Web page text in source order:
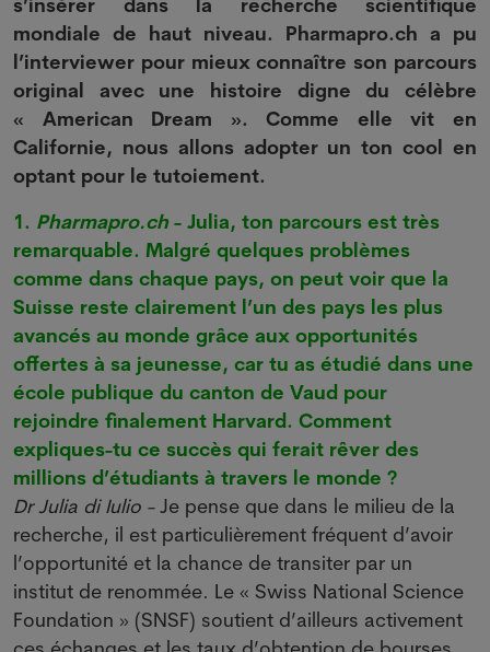
mondiale de haut niveau. Pharmapro.ch a pu
l’interviewer pour mieux connaître son parcours
original avec une histoire digne du célèbre
« American Dream ». Comme elle vit en
Californie, nous allons adopter un toncoolen
optant pour le tutoiement.
1. Pharmapro.ch- Julia, ton parcours est très
remarquable. Malgré quelques problèmes
comme dans chaque pays, on peut voir que la
Suisse reste clairement l’un des pays les plus
avancés au monde grâce aux opportunités
offertes à sa jeunesse, car tu as étudié dans une
école publique du canton de Vaud pour
rejoindre finalement Harvard. Comment
expliques-tu ce succès qui ferait rêver des
millions d’étudiants à travers le monde ?
Dr Julia di Iulio - Je pense que dans le milieu de la
recherche, il est particulièrement fréquent d’avoir
l’opportunité et la chance de transiter par un
institut de renommée. Le « Swiss National Science
Foundation » (SNSF) soutient d’ailleurs activement